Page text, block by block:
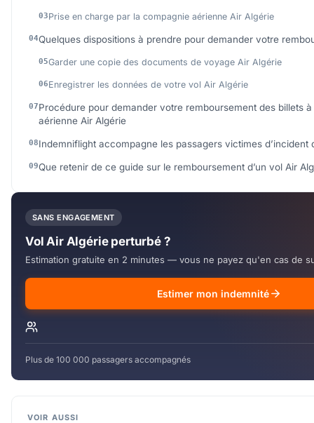
Prise en charge par la compagnie aérienne Air Algérie
Quelques dispositions à prendre pour demander votre
Garder une copie des documents de voyage Air Algérie
Enregistrer les données de votre vol Air Algérie
Procédure pour demander votre remboursement des billets
aérienne Air Algérie
Indemniflight accompagne les passagers victimes d’incident
Que retenir de ce guide sur le remboursement d’un vol Air
SANS ENGAGEMENT
Vol Air Algérie perturbé ?
Estimation gratuite en 2 minutes — vous ne payez qu'en cas de
Estimer mon indemnité
Plus de 100 000 passagers accompagnés
VOIR AUSSI